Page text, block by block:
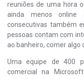
reuniões de uma hora
ainda menos online
consecutivas também
pessoas contam com
ao banheiro, comer algo
Uma equipe de 400
comercial na